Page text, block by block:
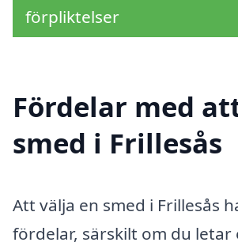
förpliktelser
Fördelar med
smed i Frillesås
Att välja en smed i Frillesås
fördelar, särskilt om du letar